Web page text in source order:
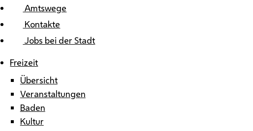
Amtswege
Kontakte
Jobs bei der Stadt
Freizeit
Übersicht
Veranstaltungen
Baden
Kultur